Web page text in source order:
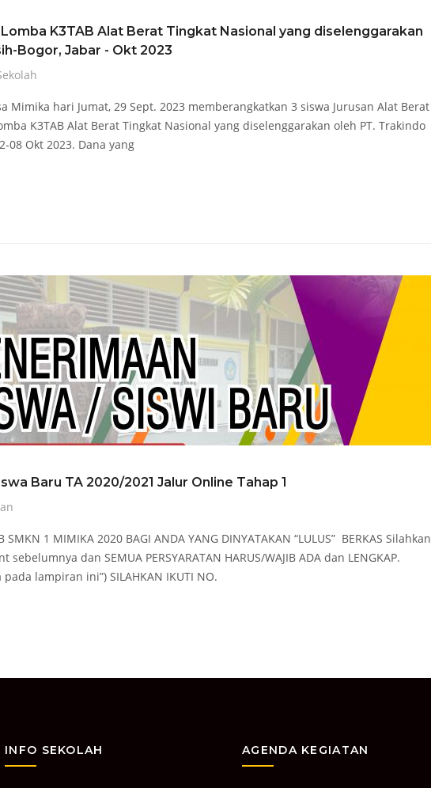
K3TAB Alat Berat Tingkat Nasional yang diselenggarakan
Bogor, Jabar - Okt 2023
Mimika hari Jumat, 29 Sept. 2023 memberangkatkan 3 siswa Jurusan Alat Berat
K3TAB Alat Berat Tingkat Nasional yang diselenggarakan oleh PT. Trakindo
08 Okt 2023. Dana yang
Baru TA 2020/2021 Jalur Online Tahap 1
SMKN 1 MIMIKA 2020 BAGI ANDA YANG DINYATAKAN “LULUS” BERKAS Silahkan
dan SEMUA PERSYARATAN HARUS/WAJIB ADA dan LENGKAP.
lampiran ini”) SILAHKAN IKUTI NO.
INFO SEKOLAH AGENDA KEGIATAN